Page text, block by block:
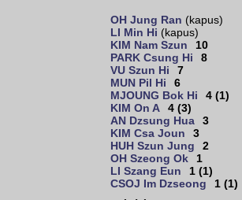
OH Jung Ran (kapus)
LI Min Hi (kapus)
KIM Nam Szun
10
PARK Csung Hi
8
VU Szun Hi
7
MUN Pil Hi
6
MJOUNG Bok Hi
4 (1)
KIM On A
4 (3)
AN Dzsung Hua
3
KIM Csa Joun
3
HUH Szun Jung
2
OH Szeong Ok
1
LI Szang Eun
1 (1)
CSOJ Im Dzseong
1 (1)